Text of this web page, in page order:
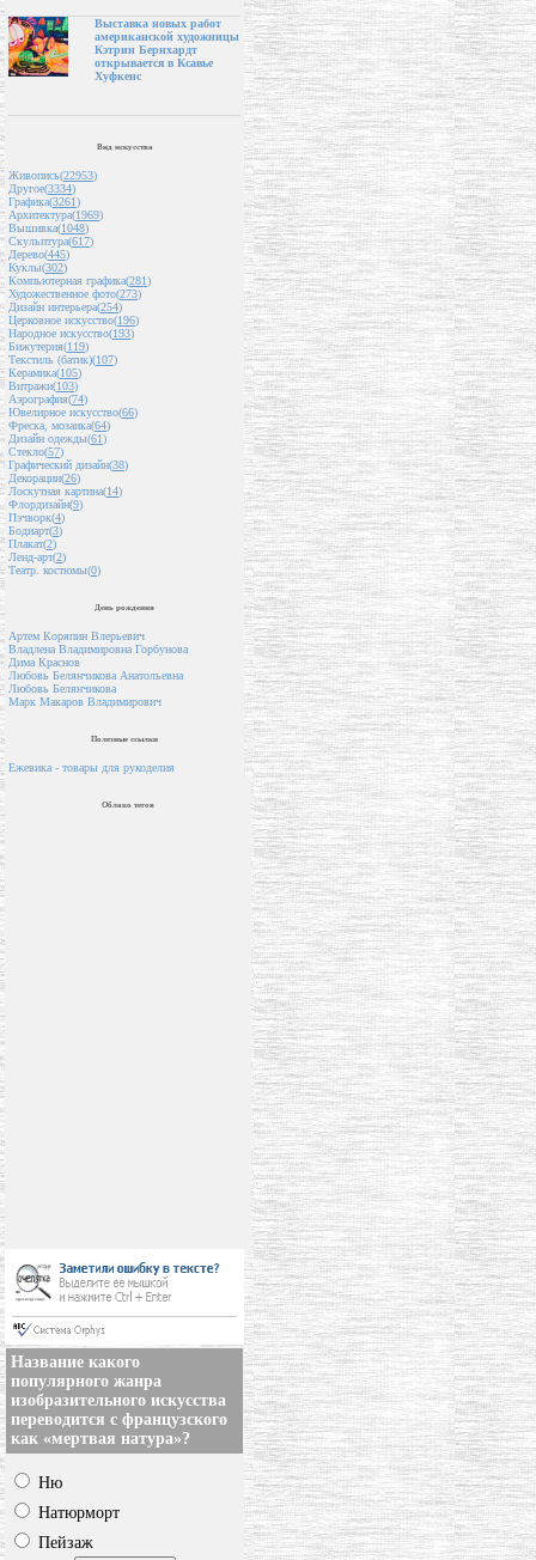
Выставка новых работ
американской художницы
Кэтрин Бернхардт
открывается в Ксавье
Хуфкенс
Вид искусства
Живопись(22953)
Другое(3334)
Графика(3261)
Архитектура(1969)
Вышивка(1048)
Скульптура(617)
Дерево(445)
Куклы(302)
Компьютерная графика(281)
Художественное фото(273)
Дизайн интерьера(254)
Церковное искусство(196)
Народное искусство(193)
Бижутерия(119)
Текстиль (батик)(107)
Керамика(105)
Витражи(103)
Аэрография(74)
Ювелирное искусство(66)
Фреска, мозаика(64)
Дизайн одежды(61)
Стекло(57)
Графический дизайн(38)
Декорации(26)
Лоскутная картина(14)
Флордизайн(9)
Пэчворк(4)
Бодиарт(3)
Плакат(2)
Ленд-арт(2)
Театр. костюмы(0)
День рождения
Артем Коряпин Влерьевич
Владлена Владимировна Горбунова
Дима Краснов
Любовь Белянчикова Анатольевна
Любовь Белянчикова
Марк Макаров Владимирович
Полезные ссылки
Ежевика - товары для рукоделия
Облако тегов
Название какого
популярного жанра
изобразительного искусства
переводится с французского
как «мертвая натура»?
Ню
Натюрморт
Пейзаж